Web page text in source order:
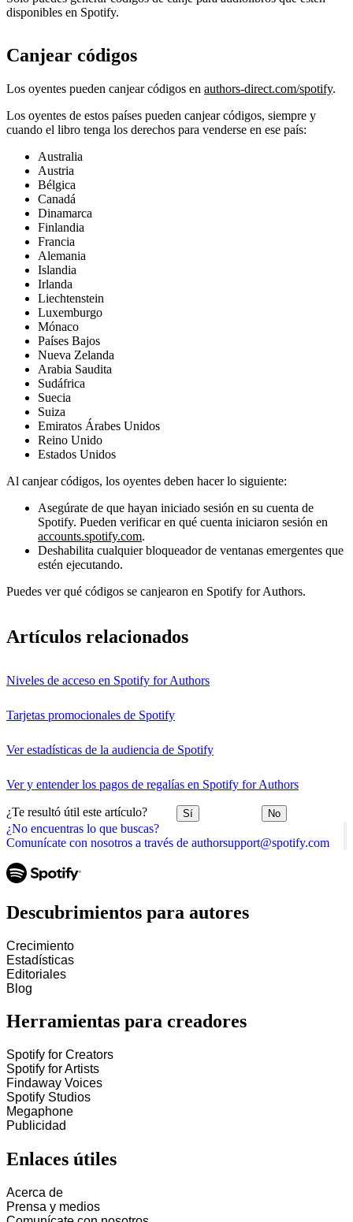
¿No encuentras lo que buscas?
Comunícate con nosotros a través de authorsupport@spotify.com
disponibles en Spotify.
Canjear códigos
Los oyentes pueden canjear códigos en authors-direct.com/spotify.
Los oyentes de estos países pueden canjear códigos, siempre y
cuando el libro tenga los derechos para venderse en ese país:
Australia
Austria
Bélgica
Canadá
Dinamarca
Finlandia
Francia
Alemania
Islandia
Irlanda
Liechtenstein
Luxemburgo
Mónaco
Países Bajos
Nueva Zelanda
Arabia Saudita
Sudáfrica
Suecia
Suiza
Emiratos Árabes Unidos
Reino Unido
Estados Unidos
Al canjear códigos, los oyentes deben hacer lo siguiente:
Asegúrate de que hayan iniciado sesión en su cuenta de
Spotify. Pueden verificar en qué cuenta iniciaron sesión en
accounts.spotify.com.
Deshabilita cualquier bloqueador de ventanas emergentes que
estén ejecutando.
Puedes ver qué códigos se canjearon en Spotify for Authors.
Artículos relacionados
Niveles de acceso en Spotify for Authors
Tarjetas promocionales de Spotify
Ver estadísticas de la audiencia de Spotify
Ver y entender los pagos de regalías en Spotify for Authors
¿Te resultó útil este artículo? Sí No
Descubrimientos para autores
Crecimiento
Estadísticas
Editoriales
Blog
Herramientas para creadores
Spotify for Creators
Spotify for Artists
Findaway Voices
Spotify Studios
Megaphone
Publicidad
Enlaces útiles
Acerca de
Prensa y medios